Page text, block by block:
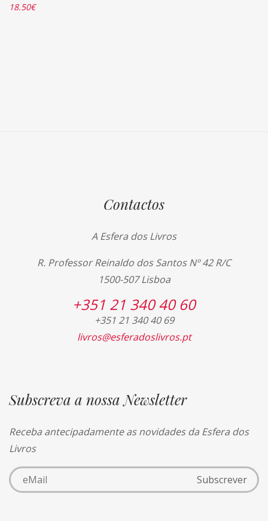
18.50€
Contactos
A Esfera dos Livros
R. Professor Reinaldo dos Santos Nº 42 R/C
1500-507 Lisboa
+351 21 340 40 60
+351 21 340 40 69
livros@esferadoslivros.pt
Subscreva a nossa Newsletter
Receba antecipadamente as novidades da Esfera dos
Livros